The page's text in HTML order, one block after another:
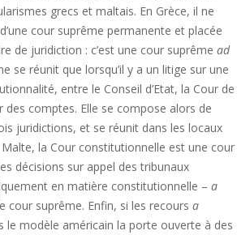
grecs et maltais. En Grèce, il ne
cour suprême permanente et placée
de juridiction : c’est une cour suprême ad
se réunit que lorsqu’il y a un litige sur une
entre le Conseil d’Etat, la Cour de
des comptes. Elle se compose alors de
juridictions, et se réunit dans les locaux
Malte, la Cour constitutionnelle est une cour
décisions sur appel des tribunaux
en matière constitutionnelle – a
cour suprême. Enfin, si les recours a
le modèle américain la porte ouverte à des